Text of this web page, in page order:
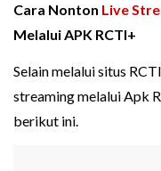
Cara Nonton Live
Melalui APK RCTI+
Selain melalui situs
streaming melalui Apk
berikut ini.